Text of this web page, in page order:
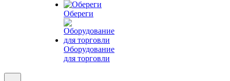
Обереги
Оборудование
для торговли